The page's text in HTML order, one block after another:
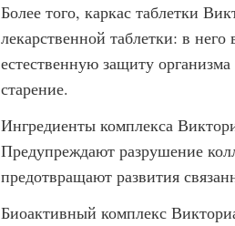
Более того, каркас таблетки
лекарственной таблетки: в
естественную защиту
старение.
Ингредиенты комплекса
Предупреждают разрушение
предотвращают развития
Биоактивный комплекс